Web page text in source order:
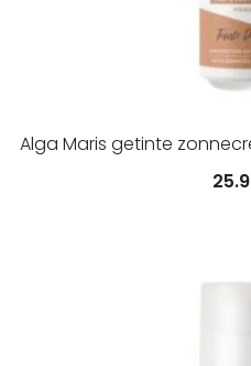
Alga Maris getinte